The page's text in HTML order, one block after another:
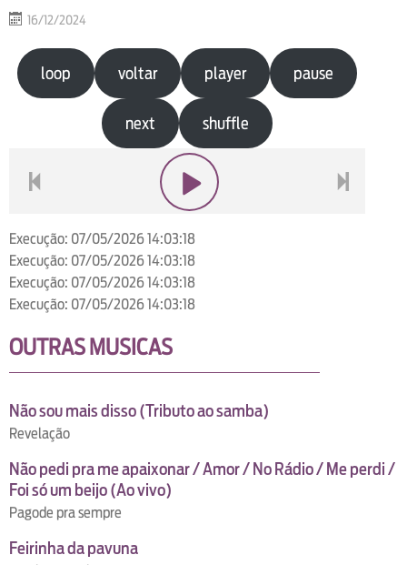
16/12/2024
loop voltar player pause
next shuffle
Execução: 07/05/2026 14:03:18
Execução: 07/05/2026 14:03:18
Execução: 07/05/2026 14:03:18
Execução: 07/05/2026 14:03:18
OUTRAS MUSICAS
Não sou mais disso (Tributo ao samba)
Revelação
Não pedi pra me apaixonar / Amor / No Rádio / Me perdi /
Foi só um beijo (Ao vivo)
Pagode pra sempre
Feirinha da pavuna